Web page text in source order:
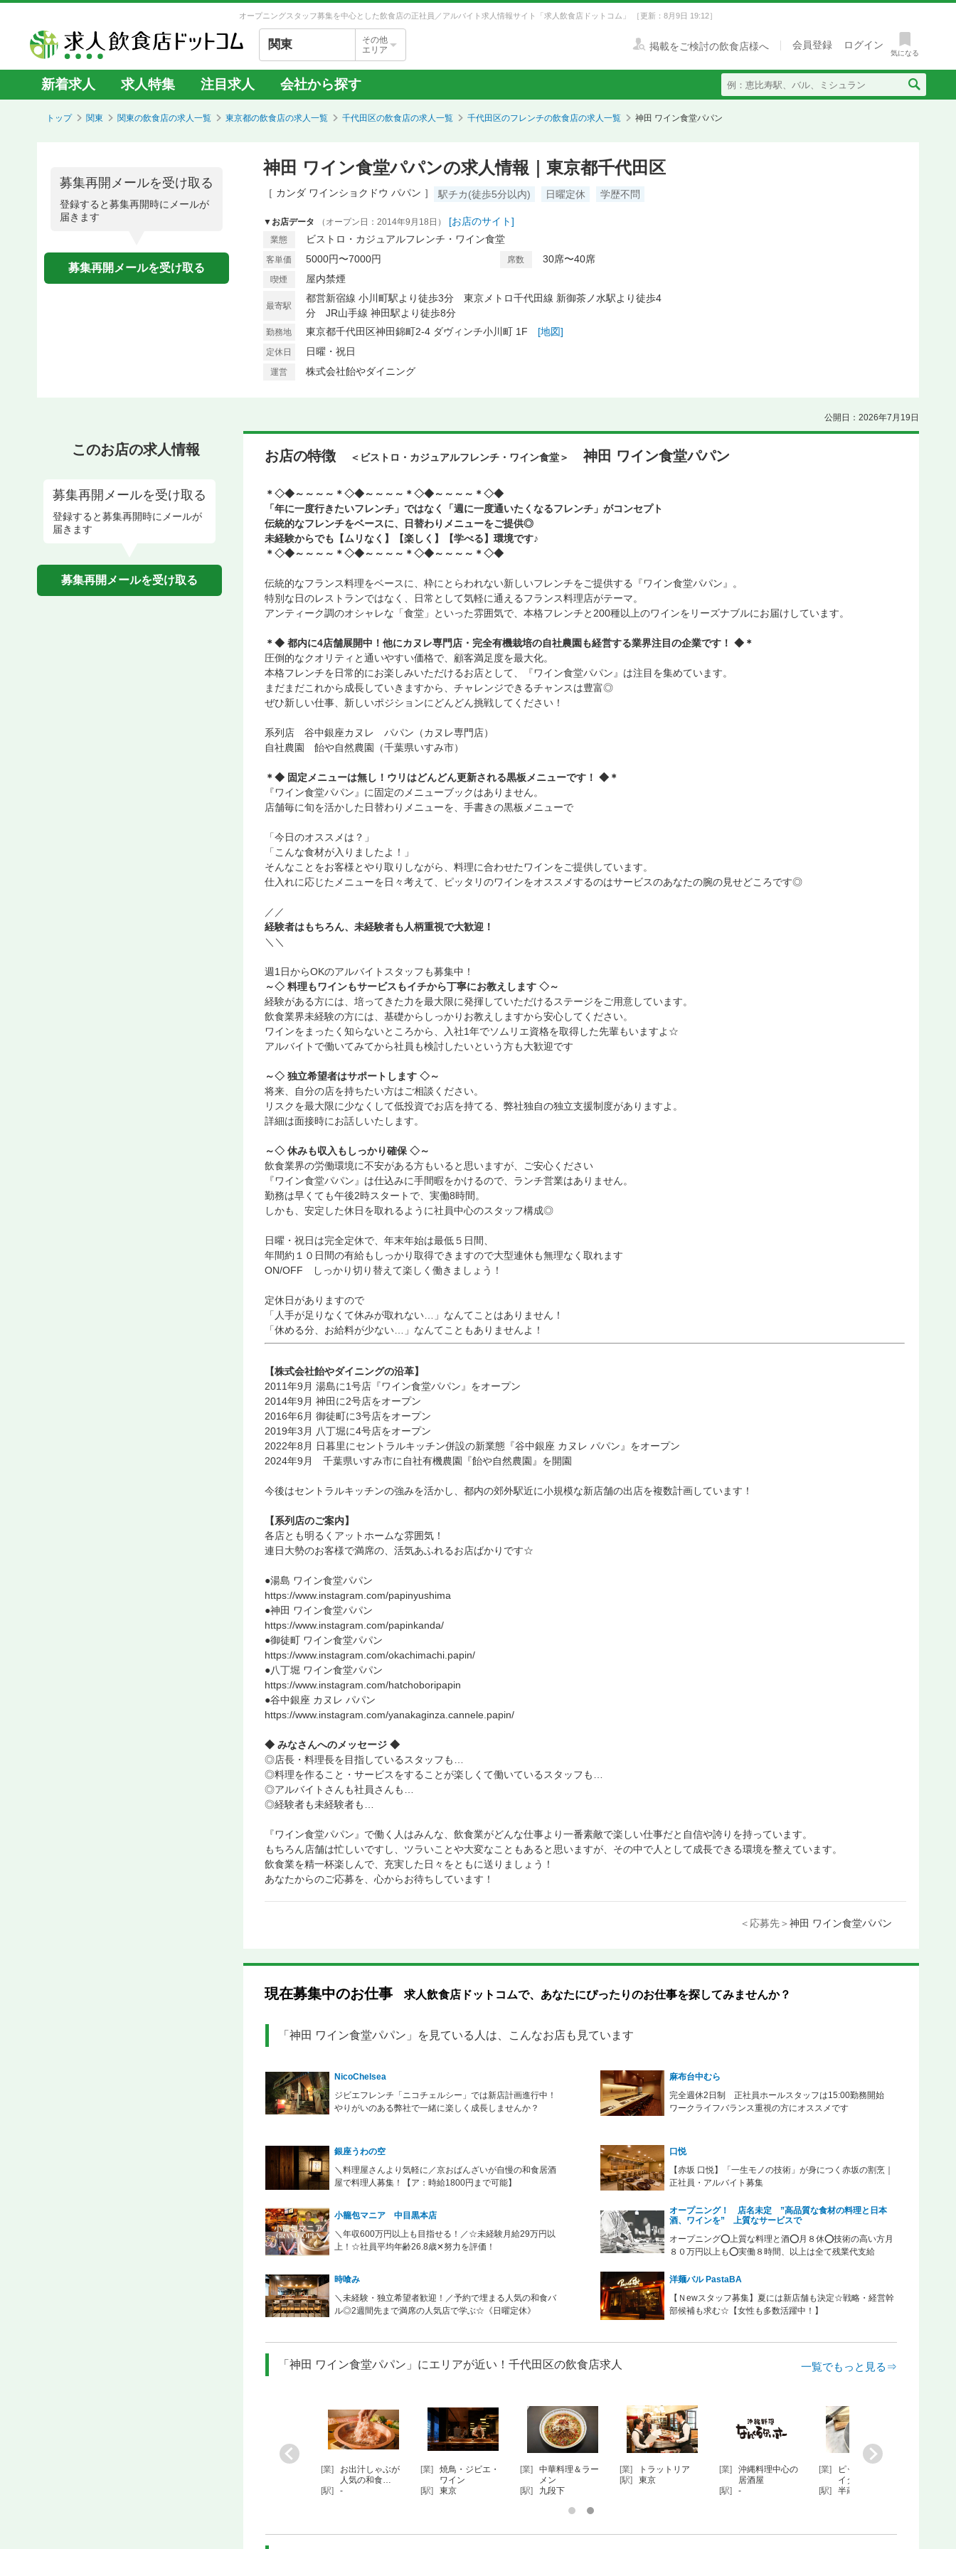
オープニングスタッフ募集を中心とした飲食店の正社員／アルバイト求人情報サイト「求人飲食店ドットコム」 ［更新：8月9日 19:12］
関東
その他
エリア
掲載をご検討の飲食店様へ 会員登録 ログイン
気になる
新着求人 求人特集 注目求人 会社から探す
トップ 関東 関東の飲食店の求人一覧 東京都の飲食店の求人一覧 千代田区の飲食店の求人一覧 千代田区のフレンチの飲食店の求人一覧 神田 ワイン食堂パパン
募集再開メールを受け取る
登録すると募集再開時にメールが
届きます
募集再開メールを受け取る
神田 ワイン食堂パパンの求人情報｜東京都千代田区
［ カンダ ワインショクドウ パパン ］ 駅チカ(徒歩5分以内) 日曜定休 学歴不問
▼お店データ （オープン日：2014年9月18日） [お店のサイト]
業態 ビストロ・カジュアルフレンチ・ワイン食堂
客単価 5000円〜7000円 席数 30席〜40席
喫煙 屋内禁煙
最寄駅
都営新宿線 小川町駅より徒歩3分 東京メトロ千代田線 新御茶ノ水駅より徒歩4
分 JR山手線 神田駅より徒歩8分
勤務地 東京都千代田区神田錦町2-4 ダヴィンチ小川町 1F [地図]
定休日 日曜・祝日
運営 株式会社飴やダイニング
公開日：2026年7月19日
このお店の求人情報
募集再開メールを受け取る
登録すると募集再開時にメールが
届きます
募集再開メールを受け取る
お店の特徴 ＜ビストロ・カジュアルフレンチ・ワイン食堂＞ 神田 ワイン食堂パパン
＊◇◆～～～～＊◇◆～～～～＊◇◆～～～～＊◇◆
「年に一度行きたいフレンチ」ではなく「週に一度通いたくなるフレンチ」がコンセプト
伝統的なフレンチをベースに、日替わりメニューをご提供◎
未経験からでも【ムリなく】【楽しく】【学べる】環境です♪
＊◇◆～～～～＊◇◆～～～～＊◇◆～～～～＊◇◆
伝統的なフランス料理をベースに、枠にとらわれない新しいフレンチをご提供する『ワイン食堂パパン』。
特別な日のレストランではなく、日常として気軽に通えるフランス料理店がテーマ。
アンティーク調のオシャレな「食堂」といった雰囲気で、本格フレンチと200種以上のワインをリーズナブルにお届けしています。
＊◆ 都内に4店舗展開中！他にカヌレ専門店・完全有機栽培の自社農園も経営する業界注目の企業です！ ◆＊
圧倒的なクオリティと通いやすい価格で、顧客満足度を最大化。
本格フレンチを日常的にお楽しみいただけるお店として、『ワイン食堂パパン』は注目を集めています。
まだまだこれから成長していきますから、チャレンジできるチャンスは豊富◎
ぜひ新しい仕事、新しいポジションにどんどん挑戦してください！
系列店 谷中銀座カヌレ パパン（カヌレ専門店）
自社農園 飴や自然農園（千葉県いすみ市）
＊◆ 固定メニューは無し！ウリはどんどん更新される黒板メニューです！ ◆＊
『ワイン食堂パパン』に固定のメニューブックはありません。
店舗毎に旬を活かした日替わりメニューを、手書きの黒板メニューで
「今日のオススメは？」
「こんな食材が入りましたよ！」
そんなことをお客様とやり取りしながら、料理に合わせたワインをご提供しています。
仕入れに応じたメニューを日々考えて、ピッタリのワインをオススメするのはサービスのあなたの腕の見せどころです◎
／／
経験者はもちろん、未経験者も人柄重視で大歓迎！
＼＼
週1日からOKのアルバイトスタッフも募集中！
～◇ 料理もワインもサービスもイチから丁寧にお教えします ◇～
経験がある方には、培ってきた力を最大限に発揮していただけるステージをご用意しています。
飲食業界未経験の方には、基礎からしっかりお教えしますから安心してください。
ワインをまったく知らないところから、入社1年でソムリエ資格を取得した先輩もいますよ☆
アルバイトで働いてみてから社員も検討したいという方も大歓迎です
～◇ 独立希望者はサポートします ◇～
将来、自分の店を持ちたい方はご相談ください。
リスクを最大限に少なくして低投資でお店を持てる、弊社独自の独立支援制度がありますよ。
詳細は面接時にお話しいたします。
～◇ 休みも収入もしっかり確保 ◇～
飲食業界の労働環境に不安がある方もいると思いますが、ご安心ください
『ワイン食堂パパン』は仕込みに手間暇をかけるので、ランチ営業はありません。
勤務は早くても午後2時スタートで、実働8時間。
しかも、安定した休日を取れるように社員中心のスタッフ構成◎
日曜・祝日は完全定休で、年末年始は最低５日間、
年間約１０日間の有給もしっかり取得できますので大型連休も無理なく取れます
ON/OFF しっかり切り替えて楽しく働きましょう！
定休日がありますので
「人手が足りなくて休みが取れない…」なんてことはありません！
「休める分、お給料が少ない…」なんてこともありませんよ！
【株式会社飴やダイニングの沿革】
2011年9月 湯島に1号店『ワイン食堂パパン』をオープン
2014年9月 神田に2号店をオープン
2016年6月 御徒町に3号店をオープン
2019年3月 八丁堀に4号店をオープン
2022年8月 日暮里にセントラルキッチン併設の新業態『谷中銀座 カヌレ パパン』をオープン
2024年9月 千葉県いすみ市に自社有機農園『飴や自然農園』を開園
今後はセントラルキッチンの強みを活かし、都内の郊外駅近に小規模な新店舗の出店を複数計画しています！
【系列店のご案内】
各店とも明るくアットホームな雰囲気！
連日大勢のお客様で満席の、活気あふれるお店ばかりです☆
●湯島 ワイン食堂パパン
https://www.instagram.com/papinyushima
●神田 ワイン食堂パパン
https://www.instagram.com/papinkanda/
●御徒町 ワイン食堂パパン
https://www.instagram.com/okachimachi.papin/
●八丁堀 ワイン食堂パパン
https://www.instagram.com/hatchoboripapin
●谷中銀座 カヌレ パパン
https://www.instagram.com/yanakaginza.cannele.papin/
◆ みなさんへのメッセージ ◆
◎店長・料理長を目指しているスタッフも…
◎料理を作ること・サービスをすることが楽しくて働いているスタッフも…
◎アルバイトさんも社員さんも…
◎経験者も未経験者も…
『ワイン食堂パパン』で働く人はみんな、飲食業がどんな仕事より一番素敵で楽しい仕事だと自信や誇りを持っています。
もちろん店舗は忙しいですし、ツラいことや大変なこともあると思いますが、その中で人として成長できる環境を整えています。
飲食業を精一杯楽しんで、充実した日々をともに送りましょう！
あなたからのご応募を、心からお待ちしています！
＜応募先＞ 神田 ワイン食堂パパン
現在募集中のお仕事 求人飲食店ドットコムで、あなたにぴったりのお仕事を探してみませんか？
「神田 ワイン食堂パパン」を見ている人は、こんなお店も見ています
NicoChelsea
ジビエフレンチ「ニコチェルシー」では新店計画進行中！
やりがいのある弊社で一緒に楽しく成長しませんか？
麻布台中むら
完全週休2日制 正社員ホールスタッフは15:00勤務開始
ワークライフバランス重視の方にオススメです
銀座うわの空
＼料理屋さんより気軽に／京おばんざいが自慢の和食居酒
屋で料理人募集！【ア：時給1800円まで可能】
口悦
【赤坂 口悦】「一生モノの技術」が身につく赤坂の割烹｜
正社員・アルバイト募集
小籠包マニア 中目黒本店
＼年収600万円以上も目指せる！／☆未経験月給29万円以
上！☆社員平均年齢26.8歳✕努力を評価！
オープニング！ 店名未定 ”高品質な食材の料理と日本
酒、ワインを” 上質なサービスで
オープニング⭕上質な料理と酒⭕月８休⭕技術の高い方月
８０万円以上も⭕実働８時間、以上は全て残業代支給
時喰み
＼未経験・独立希望者歓迎！／予約で埋まる人気の和食バ
ル◎2週間先まで満席の人気店で学ぶ☆《日曜定休》
洋麺バル PastaBA
【Ｎewスタッフ募集】夏には新店舗も決定☆戦略・経営幹
部候補も求む☆【女性も多数活躍中！】
「神田 ワイン食堂パパン」にエリアが近い！千代田区の飲食店求人 一覧でもっと見る⇒
[業]
お出汁しゃぶが
人気の和食…
[駅]
-
[業]
焼鳥・ジビエ・
ワイン
[駅]
東京
[業]
中華料理＆ラー
メン
[駅]
九段下
[業]
トラットリア
[駅]
東京
[業]
沖縄料理中心の
居酒屋
[駅]
-
[業]
ピッツェリア、
イタリアン…
[駅]
半蔵門